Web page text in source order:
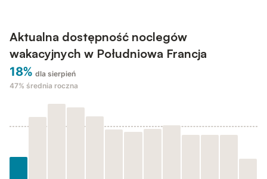
Aktualna dostępność noclegów
wakacyjnych w Południowa Francja
18% dla sierpień
47% średnia roczna